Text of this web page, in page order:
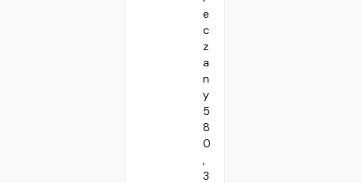
e
c
z
a
n
y
5
8
0
3